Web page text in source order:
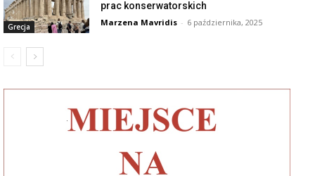
Grecja
prac konserwatorskich
Marzena Mavridis - 6 października, 2025